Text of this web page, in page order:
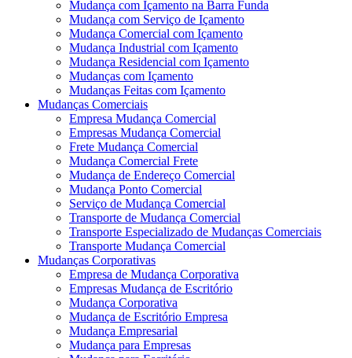
Mudança com Içamento na Barra Funda
Mudança com Serviço de Içamento
Mudança Comercial com Içamento
Mudança Industrial com Içamento
Mudança Residencial com Içamento
Mudanças com Içamento
Mudanças Feitas com Içamento
Mudanças Comerciais
Empresa Mudança Comercial
Empresas Mudança Comercial
Frete Mudança Comercial
Mudança Comercial Frete
Mudança de Endereço Comercial
Mudança Ponto Comercial
Serviço de Mudança Comercial
Transporte de Mudança Comercial
Transporte Especializado de Mudanças Comerciais
Transporte Mudança Comercial
Mudanças Corporativas
Empresa de Mudança Corporativa
Empresas Mudança de Escritório
Mudança Corporativa
Mudança de Escritório Empresa
Mudança Empresarial
Mudança para Empresas